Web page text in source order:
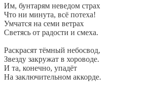
Им, бунтарям неведом страх
Что ни минута, всё потеха!
Умчатся на семи ветрах
Светясь от радости и смеха.
Раскрасят тёмный небосвод,
Звезду закружат в хороводе.
И та, конечно, упадёт
На заключительном аккорде.